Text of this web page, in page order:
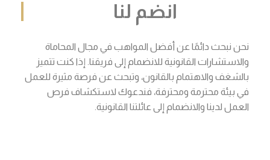
انضم لنا
نحن نبحث دائمًا عن أفضل المواهب في مجال المحاماة
والاستشارات القانونية للانضمام إلى فريقنا. إذا كنت تتميز
بالشغف والاهتمام بالقانون، وتبحث عن فرصة مثيرة للعمل
في بيئة محترمة ومحترفة، فندعوك لاستكشاف فرص
العمل لدينا والانضمام إلى عائلتنا القانونية.